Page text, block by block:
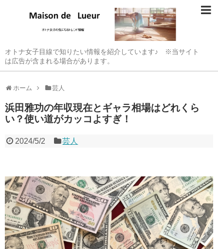
オトナ女子目線で知りたい情報を紹介しています♪ ※当サイト
は広告が含まれる場合があります。
ホーム 芸人
浜田雅功の年収現在とギャラ相場はどれくら
い？使い道がカッコよすぎ！
2024/5/2 芸人